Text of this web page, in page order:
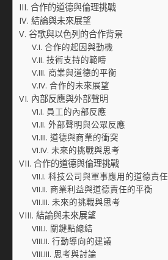
合作的道德與倫理挑戰
結論與未來展望
谷歌與以色列的合作背景
合作的起因與動機
技術支持的範疇
商業與道德的平衡
合作的未來展望
內部反應與外部聲明
員工的內部反應
外部聲明與公眾反應
道德與商業的衝突
未來的挑戰與思考
合作的道德與倫理挑戰
科技公司與軍事應用的道德責任
商業利益與道德責任的平衡
未來的挑戰與思考
結論與未來展望
關鍵點總結
行動導向的建議
思考與討論